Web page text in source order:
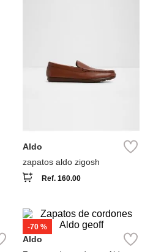
Aldo
zapatos aldo zigosh
Ref. 160.00
-70 %
Aldo